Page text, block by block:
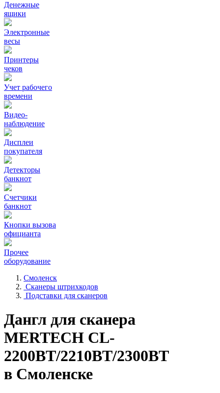
Денежные
ящики
Электронные
весы
Принтеры
чеков
Учет рабочего
времени
Видео‑
наблюдение
Дисплеи
покупателя
Детекторы
банкнот
Счетчики
банкнот
Кнопки вызова
официанта
Прочее
оборудование
Смоленск
Сканеры штрихкодов
Подставки для сканеров
Дангл для сканера
MERTECH CL-
2200BT/2210BT/2300BT
в Смоленске